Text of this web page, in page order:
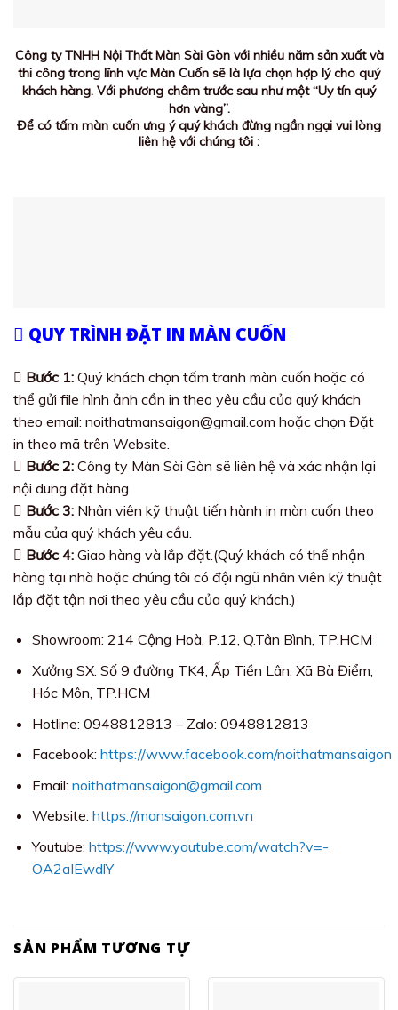
Công ty TNHH Nội Thất Màn Sài Gòn với nhiều năm sản xuất và
thi công trong lĩnh vực Màn Cuốn sẽ là lựa chọn hợp lý cho quý
khách hàng. Với phương châm trước sau như một “Uy tín quý
hơn vàng”.
Để có tấm màn cuốn ưng ý quý khách đừng ngần ngại vui lòng
liên hệ với chúng tôi :
QUY TRÌNH ĐẶT IN MÀN CUỐN
Bước 1: Quý khách chọn tấm tranh màn cuốn hoặc có
thể gửi file hình ảnh cần in theo yêu cầu của quý khách
theo email: noithatmansaigon@gmail.com hoặc chọn Đặt
in theo mã trên Website.
Bước 2: Công ty Màn Sài Gòn sẽ liên hệ và xác nhận lại
nội dung đặt hàng
Bước 3: Nhân viên kỹ thuật tiến hành in màn cuốn theo
mẫu của quý khách yêu cầu.
Bước 4: Giao hàng và lắp đặt.(Quý khách có thể nhận
hàng tại nhà hoặc chúng tôi có đội ngũ nhân viên kỹ thuật
lắp đặt tận nơi theo yêu cầu của quý khách.)
Showroom: 214 Cộng Hoà, P.12, Q.Tân Bình, TP.HCM
Xưởng SX: Số 9 đường TK4, Ấp Tiền Lân, Xã Bà Điểm,
Hóc Môn, TP.HCM
Hotline: 0948812813 – Zalo: 0948812813
Facebook: https://www.facebook.com/noithatmansaigon
Email: noithatmansaigon@gmail.com
Website: https://mansaigon.com.vn
Youtube: https://www.youtube.com/watch?v=-
OA2aIEwdlY
SẢN PHẨM TƯƠNG TỰ